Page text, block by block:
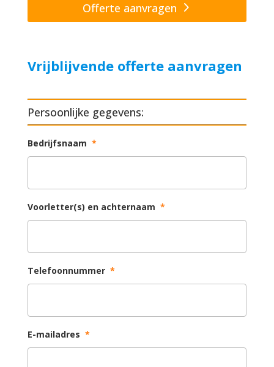
Offerte aanvragen
Vrijblijvende offerte aanvragen
Persoonlijke gegevens:
Bedrijfsnaam *
Voorletter(s) en achternaam *
Telefoonnummer *
E-mailadres *